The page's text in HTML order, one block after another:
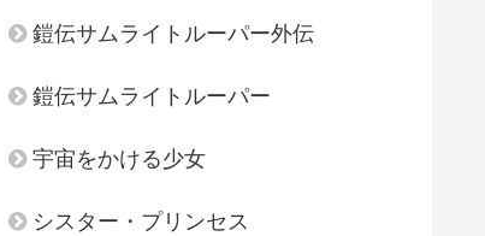
鎧伝サムライトルーパー外伝
鎧伝サムライトルーパー
宇宙をかける少女
シスター・プリンセス